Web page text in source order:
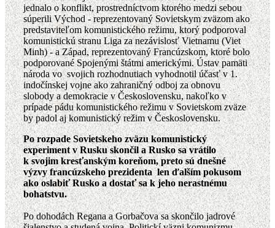
jednalo o konflikt, prostredníctvom ktorého medzi sebou
súperili Východ - reprezentovaný Sovietskym zväzom ako
predstaviteľom komunistického režimu, ktorý podporoval
komunistickú stranu Liga za nezávislosť Vietnamu (Viet
Minh) - a Západ, reprezentovaný Francúzskom, ktoré bolo
podporované Spojenými štátmi americkými. Ústav pamäti
národa vo svojich rozhodnutiach vyhodnotil účasť v 1.
indočínskej vojne ako zahraničný odboj za obnovu
slobody a demokracie v Československu, nakoľko v
prípade pádu komunistického režimu v Sovietskom zväze
by padol aj komunistický režim v Československu.
Po rozpade Sovietskeho zväzu komunistický
experiment v Rusku skončil a Rusko sa vrátilo
k svojim kresťanským koreňom, preto sú dnešné
výzvy francúzskeho prezidenta len ďalším pokusom
ako oslabiť Rusko a dostať sa k jeho nerastnému
bohatstvu.
Po dohodách Regana a Gorbačova sa skončilo jadrové